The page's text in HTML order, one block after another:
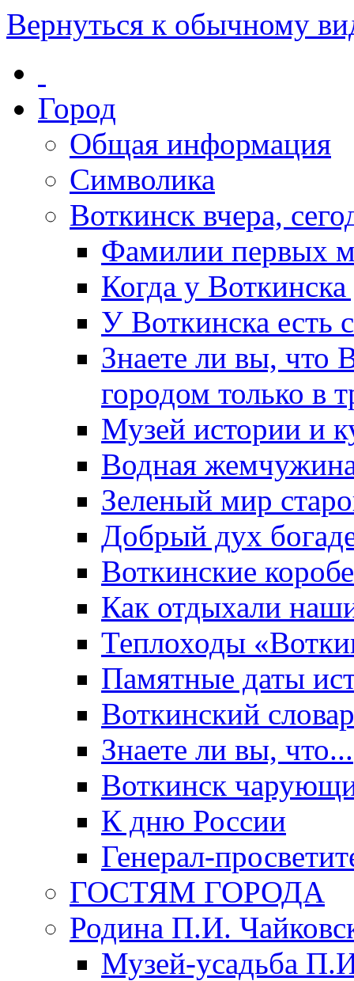
Вернуться к обычному
Город
Общая информация
Символика
Воткинск вчера,
Фамилии первых
Когда у
У Воткинска есть
Знаете ли вы, что
городом только в
Музей истории и
Водная
Зеленый мир
Добрый дух
Воткинские
Как отдыхали
Теплоходы
Памятные даты
Воткинский
Знаете ли вы, что...
Воткинск
К дню России
Генерал-
ГОСТЯМ ГОРОДА
Родина П.И.
Музей-усадьба